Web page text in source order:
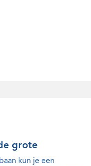
grote
kun je een